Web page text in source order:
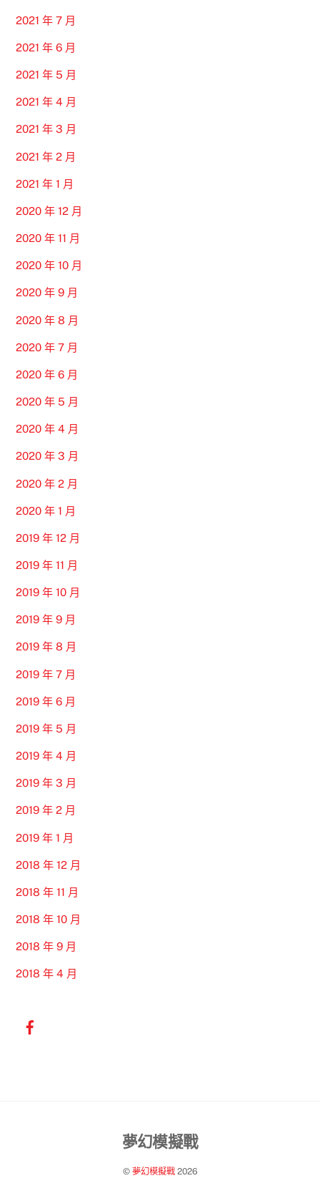
2021 年 7 月
2021 年 6 月
2021 年 5 月
2021 年 4 月
2021 年 3 月
2021 年 2 月
2021 年 1 月
2020 年 12 月
2020 年 11 月
2020 年 10 月
2020 年 9 月
2020 年 8 月
2020 年 7 月
2020 年 6 月
2020 年 5 月
2020 年 4 月
2020 年 3 月
2020 年 2 月
2020 年 1 月
2019 年 12 月
2019 年 11 月
2019 年 10 月
2019 年 9 月
2019 年 8 月
2019 年 7 月
2019 年 6 月
2019 年 5 月
2019 年 4 月
2019 年 3 月
2019 年 2 月
2019 年 1 月
2018 年 12 月
2018 年 11 月
2018 年 10 月
2018 年 9 月
2018 年 4 月
Back
Top
夢幻模擬戰
© 夢幻模擬戰2026